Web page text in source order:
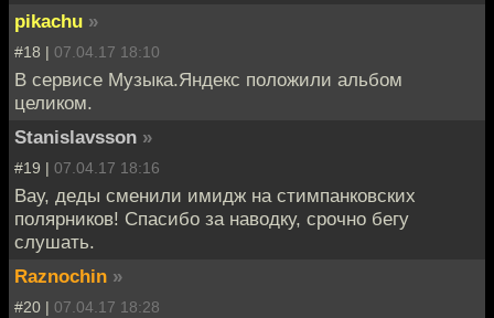
pikachu »
#18 | 07.04.17 18:10
В сервисе Музыка.Яндекс положили альбом
целиком.
Stanislavsson »
#19 | 07.04.17 18:16
Вау, деды сменили имидж на стимпанковских
полярников! Спасибо за наводку, срочно бегу
слушать.
Raznochin »
#20 | 07.04.17 18:28